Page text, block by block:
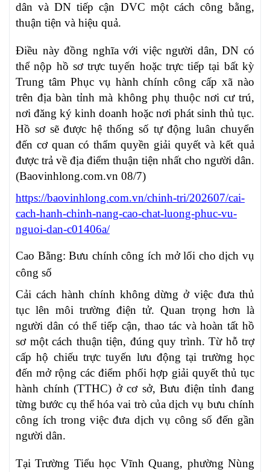
dân và DN tiếp cận DVC một cách công bằng,
thuận tiện và hiệu quả.
Điều này đồng nghĩa với việc người dân, DN có
thể nộp hồ sơ trực tuyến hoặc trực tiếp tại bất kỳ
Trung tâm Phục vụ hành chính công cấp xã nào
trên địa bàn tỉnh mà không phụ thuộc nơi cư trú,
nơi đăng ký kinh doanh hoặc nơi phát sinh thủ tục.
Hồ sơ sẽ được hệ thống số tự động luân chuyển
đến cơ quan có thẩm quyền giải quyết và kết quả
được trả về địa điểm thuận tiện nhất cho người dân.
(Baovinhlong.com.vn 08/7)
https://baovinhlong.com.vn/chinh-tri/202607/cai-
cach-hanh-chinh-nang-cao-chat-luong-phuc-vu-
nguoi-dan-c01406a/
Cao Bằng: Bưu chính công ích mở lối cho dịch vụ
công số
Cải cách hành chính không dừng ở việc đưa thủ
tục lên môi trường điện tử. Quan trọng hơn là
người dân có thể tiếp cận, thao tác và hoàn tất hồ
sơ một cách thuận tiện, đúng quy trình. Từ hỗ trợ
cấp hộ chiếu trực tuyến lưu động tại trường học
đến mở rộng các điểm phối hợp giải quyết thủ tục
hành chính (TTHC) ở cơ sở, Bưu điện tỉnh đang
từng bước cụ thể hóa vai trò của dịch vụ bưu chính
công ích trong việc đưa dịch vụ công số đến gần
người dân.
Tại Trường Tiểu học Vĩnh Quang, phường Nùng